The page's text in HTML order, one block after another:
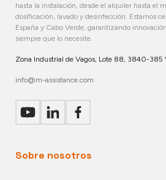
hasta la instalación, desde el alquiler hasta el
dosificación, lavado y desinfección. Estamos
España y Cabo Verde, garantizando
siempre que lo necesite.
Zona Industrial de Vagos, Lote 88, 3840-385
info@m-assistance.com
Sobre nosotros